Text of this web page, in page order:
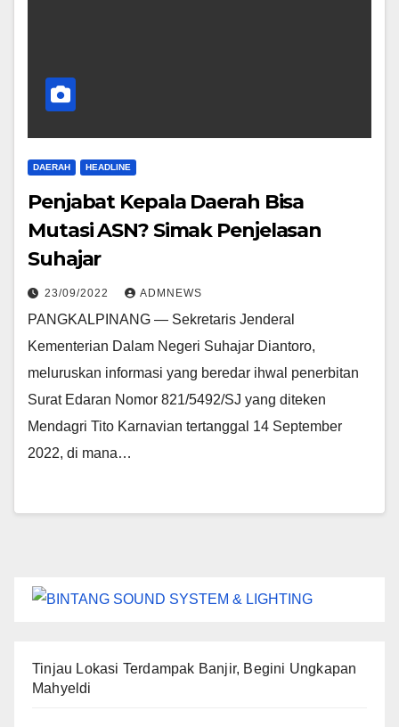
DAERAH HEADLINE
Penjabat Kepala Daerah Bisa
Mutasi ASN? Simak Penjelasan
Suhajar
23/09/2022 ADMNEWS
PANGKALPINANG — Sekretaris Jenderal
Kementerian Dalam Negeri Suhajar Diantoro,
meluruskan informasi yang beredar ihwal penerbitan
Surat Edaran Nomor 821/5492/SJ yang diteken
Mendagri Tito Karnavian tertanggal 14 September
2022, di mana…
Tinjau Lokasi Terdampak Banjir, Begini Ungkapan
Mahyeldi